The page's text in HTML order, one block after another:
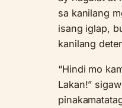
sa kanilang
isang iglap,
kanilang
“Hindi mo
Lakan!”